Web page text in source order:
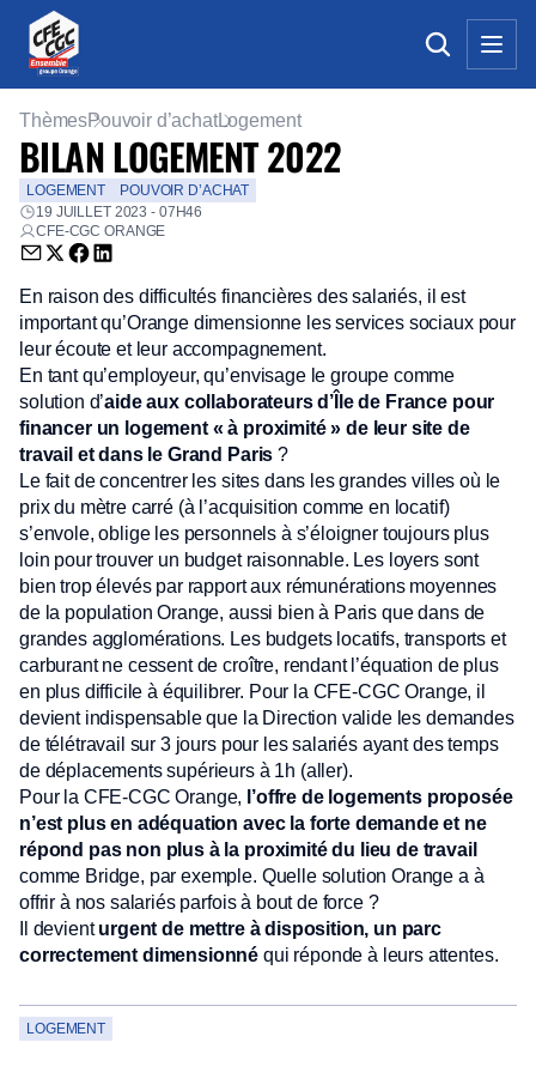
ThèmesPouvoir d’achatLogement
BILAN LOGEMENT 2022
LOGEMENT
POUVOIR D’ACHAT
19 JUILLET 2023 - 07H46
CFE-CGC ORANGE
Envoyer par email (nouvelle fenêtre)
Partager sur Twitter (nouvelle fenêtre)
Partager sur Facebook (nouvelle fenêtre)
Partager sur LinkedIn (nouvelle fenêtre)
En raison des difficultés financières des salariés, il est
important qu’Orange dimensionne les services sociaux pour
leur écoute et leur accompagnement.
En tant qu’employeur, qu’envisage le groupe comme
solution d’aide aux collaborateurs d’Île de France pour
financer un logement « à proximité » de leur site de
travail et dans le Grand Paris ?
Le fait de concentrer les sites dans les grandes villes où le
prix du mètre carré (à l’acquisition comme en locatif)
s’envole, oblige les personnels à s’éloigner toujours plus
loin pour trouver un budget raisonnable. Les loyers sont
bien trop élevés par rapport aux rémunérations moyennes
de la population Orange, aussi bien à Paris que dans de
grandes agglomérations. Les budgets locatifs, transports et
carburant ne cessent de croître, rendant l’équation de plus
en plus difficile à équilibrer. Pour la CFE-CGC Orange, il
devient indispensable que la Direction valide les demandes
de télétravail sur 3 jours pour les salariés ayant des temps
de déplacements supérieurs à 1h (aller).
Pour la CFE-CGC Orange, l’offre de logements proposée
n’est plus en adéquation avec la forte demande et ne
répond pas non plus à la proximité du lieu de travail
comme Bridge, par exemple. Quelle solution Orange a à
offrir à nos salariés parfois à bout de force ?
Il devienturgent de mettre à disposition, un parc
correctement dimensionné qui réponde à leurs attentes.
LOGEMENT